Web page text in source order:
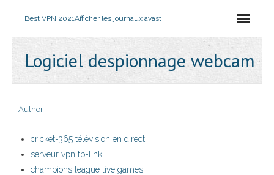
Best VPN 2021Afficher les journaux avast
Logiciel despionnage webcam
Author
cricket-365 télévision en direct
serveur vpn tp-link
champions league live games